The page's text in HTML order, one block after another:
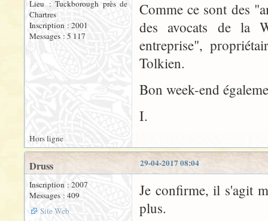
Lieu : Tuckborough près de
Chartres
Inscription : 2001
Messages : 5 117
Comme ce sont des
des avocats de la
entreprise",
Tolkien.
Bon week-end
I.
Hors ligne
29-04-2017 08:04
Druss
Inscription : 2007
Messages : 409
Site Web
Je confirme, il s'agit
plus.